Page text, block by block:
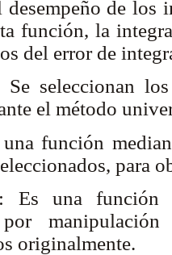
desempeño de los
función, la
del error de
Se seleccionan
el método
función
para
: Es una función
originalmente.